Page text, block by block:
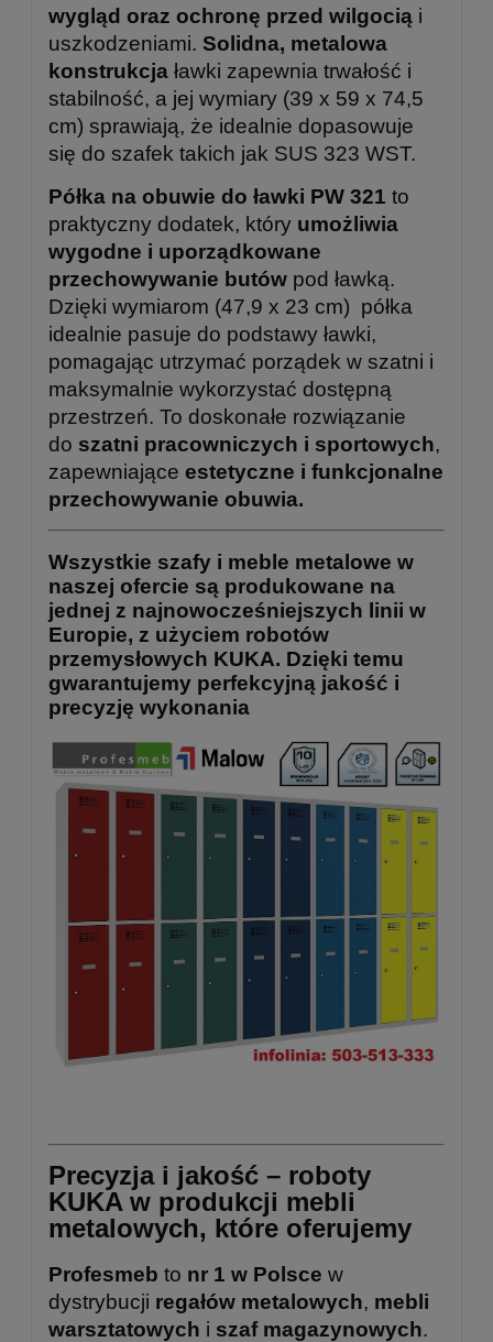
wygląd oraz ochronę przed wilgocią i
uszkodzeniami. Solidna, metalowa
konstrukcja ławki zapewnia trwałość i
stabilność, a jej wymiary (39 x 59 x 74,5
cm) sprawiają, że idealnie dopasowuje
się do szafek takich jak SUS 323 WST.
Półka na obuwie do ławki PW 321 to
praktyczny dodatek, który umożliwia
wygodne i uporządkowane
przechowywanie butów pod ławką.
Dzięki wymiarom (47,9 x 23 cm) półka
idealnie pasuje do podstawy ławki,
pomagając utrzymać porządek w szatni i
maksymalnie wykorzystać dostępną
przestrzeń. To doskonałe rozwiązanie
do szatni pracowniczych i sportowych,
zapewniające estetyczne i funkcjonalne
przechowywanie obuwia.
Wszystkie szafy i meble metalowe w
naszej ofercie są produkowane na
jednej z najnowocześniejszych linii w
Europie, z użyciem robotów
przemysłowych KUKA. Dzięki temu
gwarantujemy perfekcyjną jakość i
precyzję wykonania
Precyzja i jakość – roboty
KUKA w produkcji mebli
metalowych, które oferujemy
Profesmeb to nr 1 w Polsce w
dystrybucji regałów metalowych, mebli
warsztatowych i szaf magazynowych.